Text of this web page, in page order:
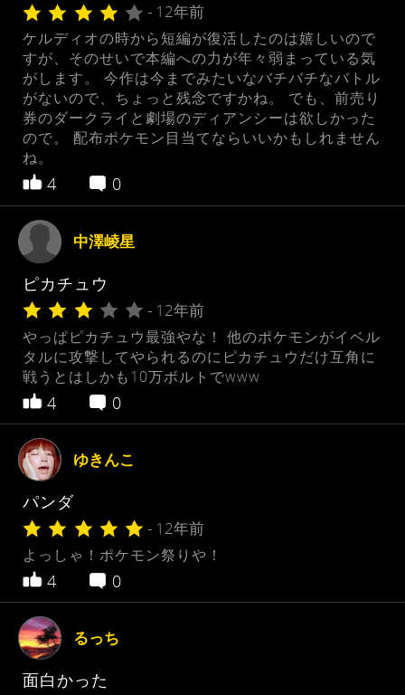
- 12年前
ケルディオの時から短編が復活したのは嬉しいので
すが、そのせいで本編への力が年々弱まっている気
がします。 今作は今までみたいなバチバチなバトル
がないので、ちょっと残念ですかね。 でも、前売り
券のダークライと劇場のディアンシーは欲しかった
ので。 配布ポケモン目当てならいいかもしれません
ね。
4 0
中澤崚星
ピカチュウ
- 12年前
やっぱピカチュウ最強やな！ 他のポケモンがイベル
タルに攻撃してやられるのにピカチュウだけ互角に
戦うとはしかも10万ボルトでwww
4 0
ゆきんこ
パンダ
- 12年前
よっしゃ！ポケモン祭りや！
4 0
るっち
面白かった